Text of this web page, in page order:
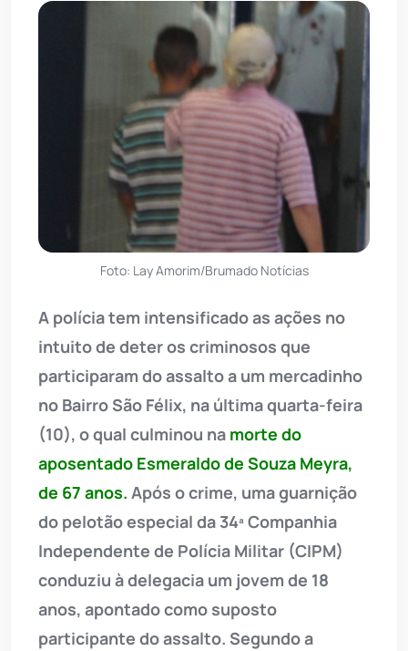
Foto: Lay Amorim/Brumado Notícias
A polícia tem intensificado as ações no
intuito de deter os criminosos que
participaram do assalto a um mercadinho
no Bairro São Félix, na última quarta-feira
(10), o qual culminou na morte do
aposentado Esmeraldo de Souza Meyra,
de 67 anos. Após o crime, uma guarnição
do pelotão especial da 34ª Companhia
Independente de Polícia Militar (CIPM)
conduziu à delegacia um jovem de 18
anos, apontado como suposto
participante do assalto. Segundo a